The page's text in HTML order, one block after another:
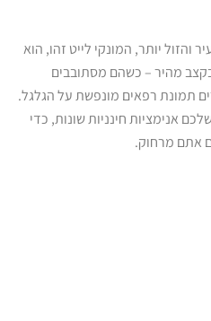
והזול יותר, המונקי לייט זהו, הוא
מהיר – כשהם מסתובבים
תמונת רפאים מונפשת על הגלגל.
אנימציות חינניות שונות, כדי
אתם מרחוק.